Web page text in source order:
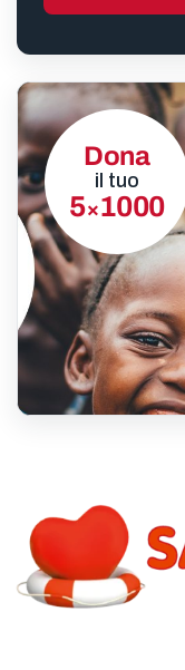
Dona
il tuo
5×1000